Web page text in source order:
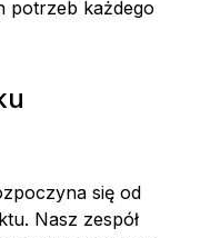
potrzeb każdego
się od
Nasz zespół